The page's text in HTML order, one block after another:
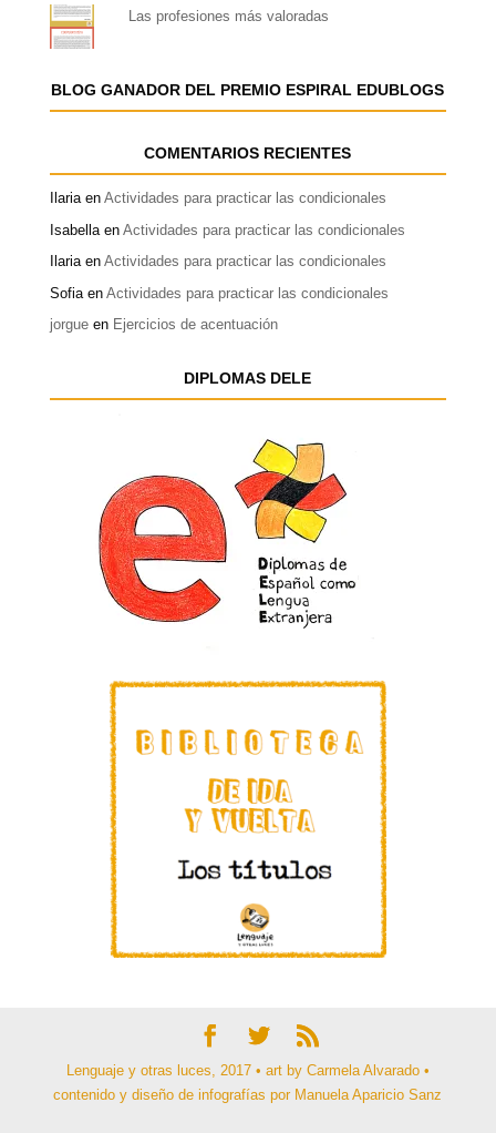
Las profesiones más valoradas
BLOG GANADOR DEL PREMIO ESPIRAL EDUBLOGS
COMENTARIOS RECIENTES
Ilariaen Actividades para practicar las condicionales
Isabellaen Actividades para practicar las condicionales
Ilariaen Actividades para practicar las condicionales
Sofiaen Actividades para practicar las condicionales
jorgueen Ejercicios de acentuación
DIPLOMAS DELE
Lenguaje y otras luces, 2017 • art by Carmela Alvarado •
contenido y diseño de infografías por Manuela Aparicio Sanz